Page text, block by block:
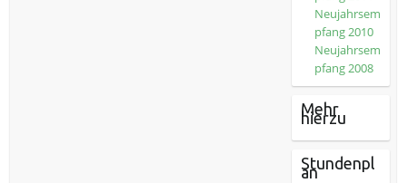
Neujahrsem
pfang 2010
Neujahrsem
pfang 2008
Mehr
hierzu
Stundenpl
an